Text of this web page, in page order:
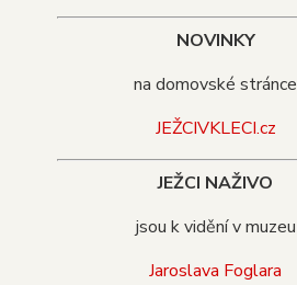
NOVINKY
na domovské stránce
JEŽCIVKLECI.cz
JEŽCI NAŽIVO
jsou k vidění v muzeu
Jaroslava Foglara